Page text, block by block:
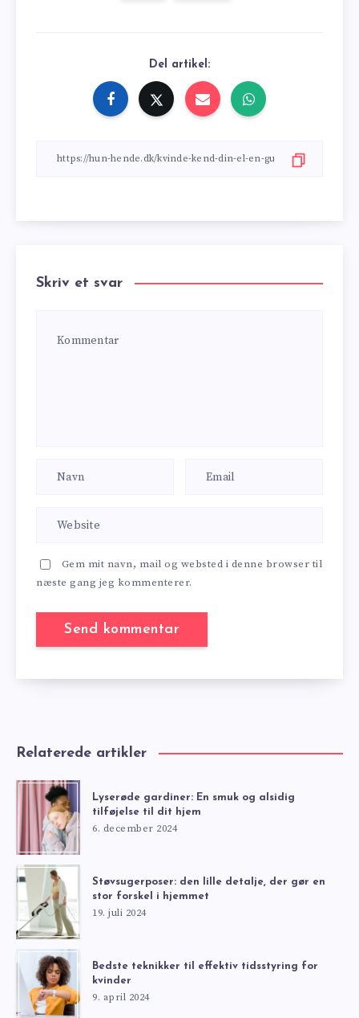
Del artikel:
Skriv et svar
Gem mit navn, mail og websted i denne browser til
næste gang jeg kommenterer.
Relaterede artikler
Lyserøde gardiner: En smuk og alsidig
tilføjelse til dit hjem
6. december 2024
Støvsugerposer: den lille detalje, der gør en
stor forskel i hjemmet
19. juli 2024
Bedste teknikker til effektiv tidsstyring for
kvinder
9. april 2024